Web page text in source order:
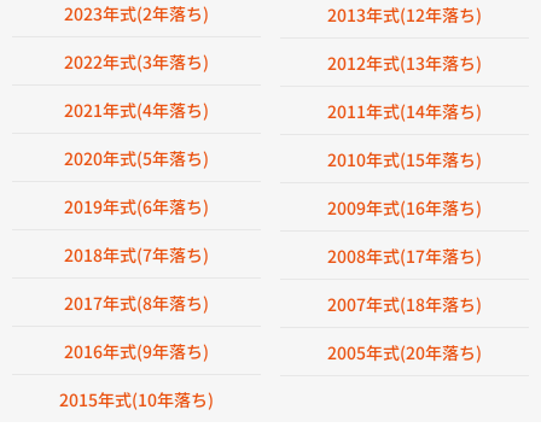
2023年式(2年落ち)
2022年式(3年落ち)
2021年式(4年落ち)
2020年式(5年落ち)
2019年式(6年落ち)
2018年式(7年落ち)
2017年式(8年落ち)
2016年式(9年落ち)
2015年式(10年落ち)
2013年式(12年落ち)
2012年式(13年落ち)
2011年式(14年落ち)
2010年式(15年落ち)
2009年式(16年落ち)
2008年式(17年落ち)
2007年式(18年落ち)
2005年式(20年落ち)